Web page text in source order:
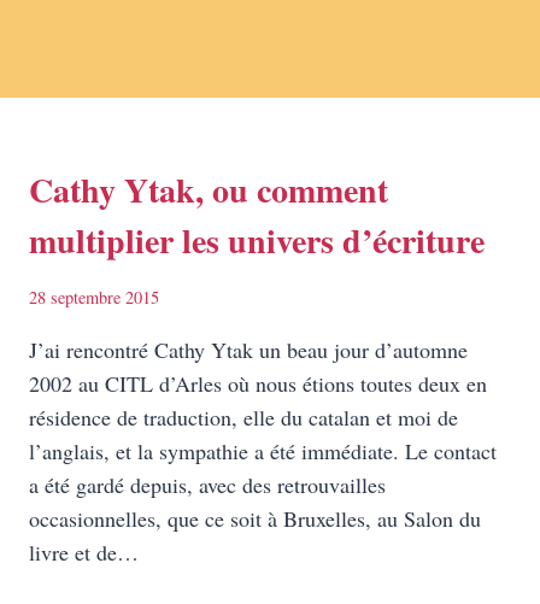
Cathy Ytak, ou comment
multiplier les univers d’écriture
28 septembre 2015
J’ai rencontré Cathy Ytak un beau jour d’automne
2002 au CITL d’Arles où nous étions toutes deux en
résidence de traduction, elle du catalan et moi de
l’anglais, et la sympathie a été immédiate. Le contact
a été gardé depuis, avec des retrouvailles
occasionnelles, que ce soit à Bruxelles, au Salon du
livre et de…